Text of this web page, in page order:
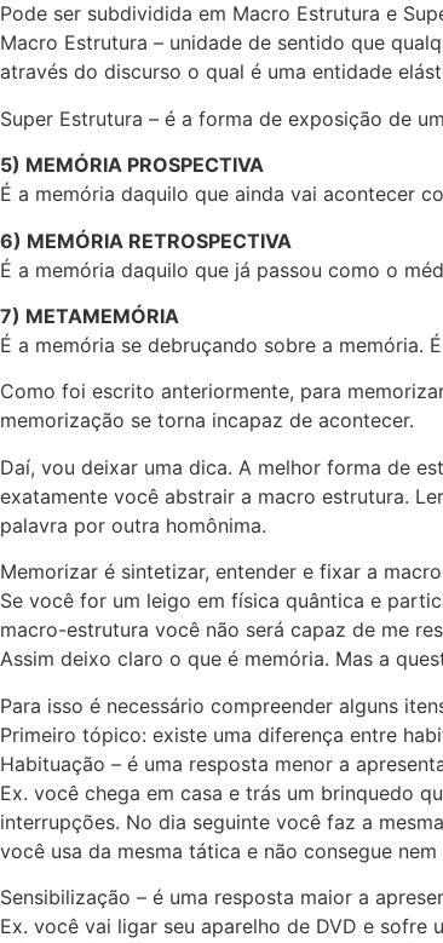
Pode ser subdividida em Macro Estrutura e
Macro Estrutura – unidade de sentido que
através do discurso o qual é uma entidade
Super Estrutura – é a forma de exposição de
5) MEMÓRIA PROSPECTIVA
É a memória daquilo que ainda vai acontecer
6) MEMÓRIA RETROSPECTIVA
É a memória daquilo que já passou como o
7) METAMEMÓRIA
É a memória se debruçando sobre a memória.
Como foi escrito anteriormente, para
memorização se torna incapaz de acontecer.
Daí, vou deixar uma dica. A melhor forma de
exatamente você abstrair a macro estrutura.
palavra por outra homônima.
Memorizar é sintetizar, entender e fixar a
Se você for um leigo em física quântica e
macro-estrutura você não será capaz de me
Assim deixo claro o que é memória. Mas a
Para isso é necessário compreender alguns
Primeiro tópico: existe uma diferença entre
Habituação – é uma resposta menor a
Ex. você chega em casa e trás um brinquedo
interrupções. No dia seguinte você faz a
você usa da mesma tática e não consegue
Sensibilização – é uma resposta maior a
Ex. você vai ligar seu aparelho de DVD e